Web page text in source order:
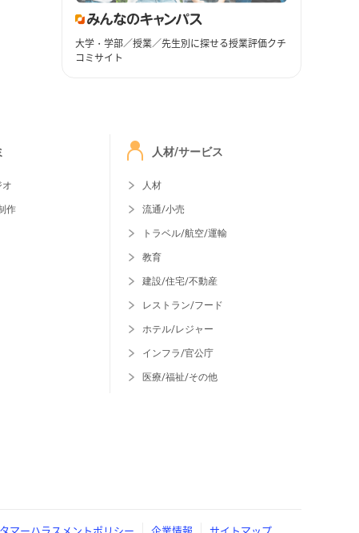
大学・学部／授業／先生別に探せる授業評価クチ
コミサイト
作
人材/サービス
人材
流通/小売
トラベル/航空/運輸
教育
建設/住宅/不動産
レストラン/フード
ホテル/レジャー
インフラ/官公庁
医療/福祉/その他